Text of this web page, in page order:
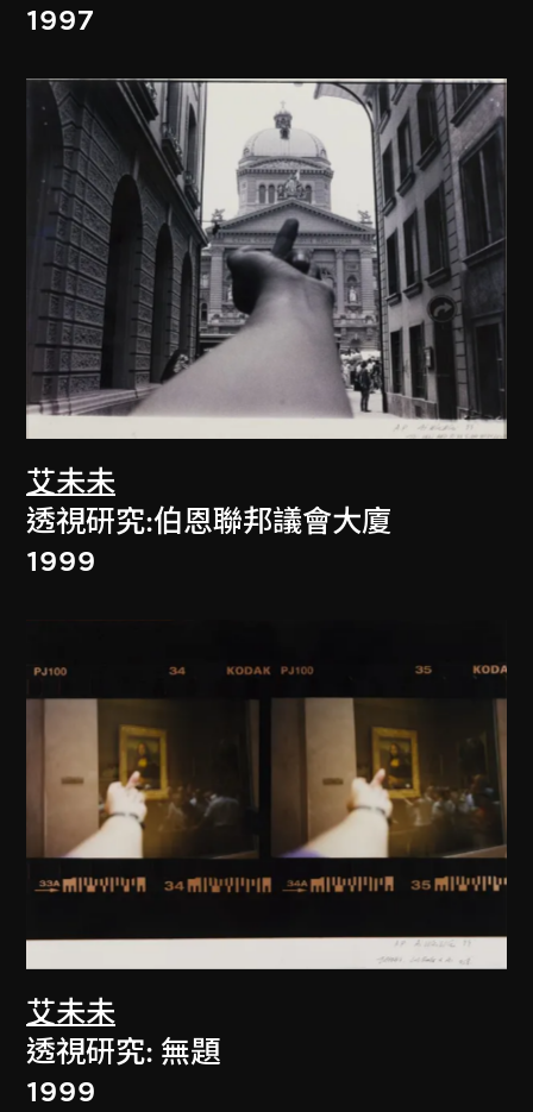
1997
艾未未
透視研究:伯恩聯邦議會大廈
1999
艾未未
透視研究: 無題
1999